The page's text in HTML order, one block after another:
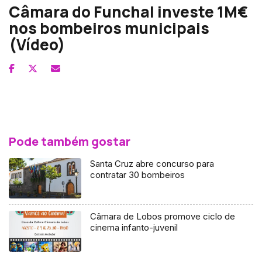
Câmara do Funchal investe 1M€
nos bombeiros municipais
(Vídeo)
Pode também gostar
Santa Cruz abre concurso para
contratar 30 bombeiros
Câmara de Lobos promove ciclo de
cinema infanto-juvenil